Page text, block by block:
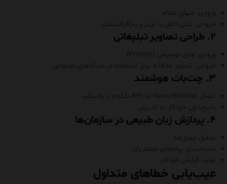
ورودی: عنوان مقاله
خروجی: متن کامل با تیتر و پاراگراف‌بندی
۲. طراحی تصاویر تبلیغاتی
ورودی: متن توضیحی (Prompt)
خروجی: تصویر خلاقانه برای استفاده در شبکه‌های اجتماعی
۳. چت‌بات هوشمند
اتصال Nano-Banana به API تلگرام یا واتساپ
پاسخ‌دهی خودکار به کاربران
۴. پردازش زبان طبیعی در سازمان‌ها
تحلیل ایمیل‌ها
دسته‌بندی پیام‌های مشتریان
تولید گزارش خودکار
عیب‌یابی خطاهای متداول